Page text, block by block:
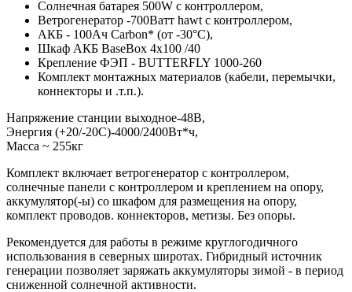
Солнечная батарея 500W с контроллером,
Ветрогенератор -700Ватт hawt с контроллером,
АКБ - 100Ач Carbon* (от -30°С),
Шкаф АКБ BaseBox 4x100 /40
Крепление ФЭП - BUTTERFLY 1000-260
Комплект монтажных материалов (кабели, перемычки,
коннекторы и .т.п.).
Напряжение станции выходное-48В,
Энергия (+20/-20С)-4000/2400Вт*ч,
Масcа ~ 255кг
Комплект включает ветрогенератор с контроллером,
солнечные панели с контроллером и креплением на опору,
аккумулятор(-ы) со шкафом для размещения на опору,
комплект проводов. коннекторов, метизы. Без опоры.
Рекомендуется для работы в режиме круглогодичного
использования в северных широтах. Гибридный источник
генерации позволяет заряжать аккумуляторы зимой - в период
сниженной солнечной активности.